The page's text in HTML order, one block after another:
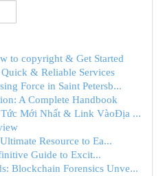
to copyright & Get Started
& Reliable Services
Force in Saint Petersb...
A Complete Handbook
Mới Nhất & Link VàoĐịa ...
Resource to Ea...
Guide to Excit...
Blockchain Forensics Unve...